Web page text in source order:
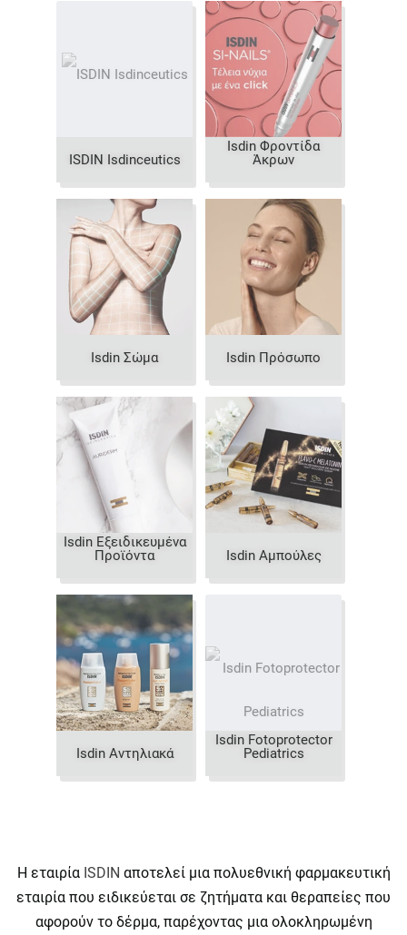
ISDIN Isdinceutics
Isdin Φροντίδα
Άκρων
Isdin Σώμα Isdin Πρόσωπο
Isdin Εξειδικευμένα
Προϊόντα
Isdin Αμπούλες
Isdin Αντηλιακά
Isdin Fotoprotector
Pediatrics
Η εταιρία ISDIN αποτελεί μια πολυεθνική φαρμακευτική
εταιρία που ειδικεύεται σε ζητήματα και θεραπείες που
αφορούν το δέρμα, παρέχοντας μια ολοκληρωμένη